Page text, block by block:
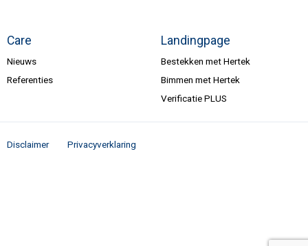
Care
Nieuws
Referenties
Landingpage
Bestekken met Hertek
Bimmen met Hertek
Verificatie PLUS
Disclaimer Privacyverklaring